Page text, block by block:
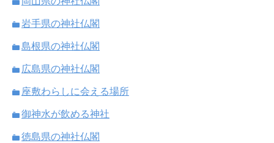
岩手県の神社仏閣
島根県の神社仏閣
広島県の神社仏閣
座敷わらしに会える場所
御神水が飲める神社
徳島県の神社仏閣